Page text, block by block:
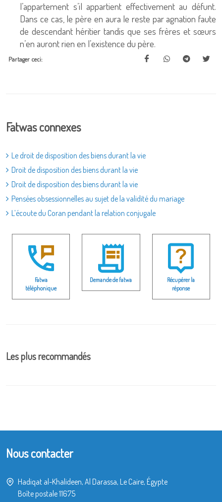
l’appartement s’il appartient effectivement au défunt.
Dans ce cas, le père en aura le reste par agnation faute
de descendant héritier tandis que ses frères et sœurs
n’en auront rien en l’existence du père.
Partager ceci:
Fatwas connexes
Le droit de disposition des biens durant la vie
Droit de disposition des biens durant la vie
Droit de disposition des biens durant la vie
Pensées obsessionnelles au sujet de la validité du mariage
L’écoute du Coran pendant la relation conjugale
Fatwa
téléphonique
Demande de fatwa
Récupérer la
réponse
Les plus recommandés
Nous contacter
Hadiqat al-Khalideen, Al Darassa, Le Caire, Égypte
Boîte postale 11675